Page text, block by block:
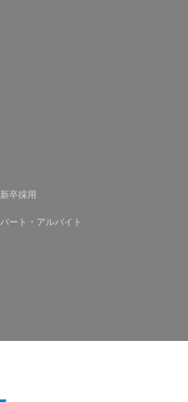
新卒採用
パート・アルバイト